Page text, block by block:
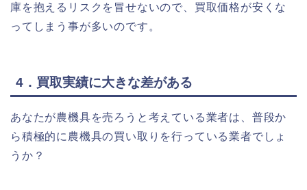
庫を抱えるリスクを冒せないので、買取価格が安くな
ってしまう事が多いのです。
4．買取実績に大きな差がある
あなたが農機具を売ろうと考えている業者は、普段か
ら積極的に農機具の買い取りを行っている業者でしょ
うか？